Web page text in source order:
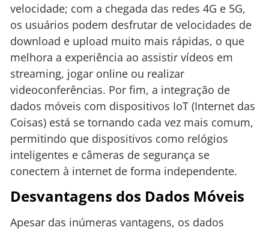
velocidade; com a chegada das redes 4G e 5G,
os usuários podem desfrutar de velocidades de
download e upload muito mais rápidas, o que
melhora a experiência ao assistir vídeos em
streaming, jogar online ou realizar
videoconferências. Por fim, a integração de
dados móveis com dispositivos IoT (Internet das
Coisas) está se tornando cada vez mais comum,
permitindo que dispositivos como relógios
inteligentes e câmeras de segurança se
conectem à internet de forma independente.
Desvantagens dos Dados Móveis
Apesar das inúmeras vantagens, os dados